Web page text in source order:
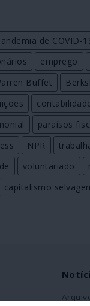
de COVID-
emprego
Buffet
paraísos
NPR
voluntariado
capitalismo